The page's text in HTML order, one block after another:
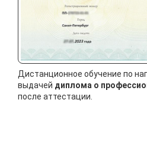
Дистанционное обучение по
выдачей диплома о
после аттестации.